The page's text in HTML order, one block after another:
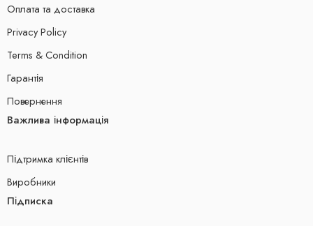
Оплата та доставка
Privacy Policy
Terms & Condition
Гарантія
Повернення
Важлива інформація
Підтримка клієнтів
Виробники
Підписка